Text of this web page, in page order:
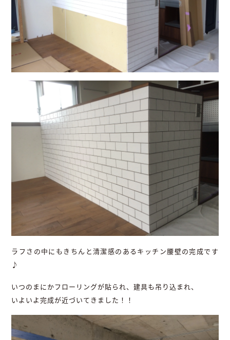
ラフさの中にもきちんと清潔感のあるキッチン腰壁の完成です
♪
いつのまにかフローリングが貼られ、建具も吊り込まれ、
いよいよ完成が近づいてきました！！